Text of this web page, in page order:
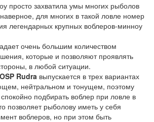
просто захватила умы многих рыболов
для многих в такой ловле номер
легендарных крупных воблеров-минноу
очень большим количеством
которые и позволяют проявлять
в любой ситуации.
OSP Rudra выпускается в трех вариантах
нейтральном и тонущем, поэтому
подбирать воблер при ловле в
позволяет рыболову иметь у себя
воблеров, но при этом быть